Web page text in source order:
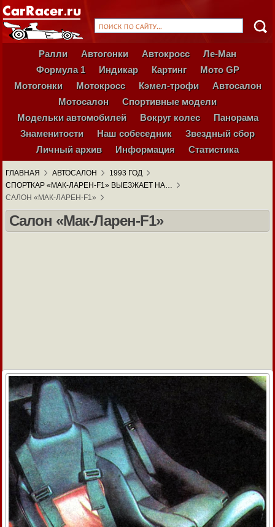
Ралли Автогонки Автокросс
Ле-Ман
Формула 1
Индикар Картинг
Мото GP
Мотогонки
Мотокросс Кэмел-трофи
Автосалон
Мотосалон
Спортивные модели
Модельки автомобилей
Вокруг колес
Панорама
Знаменитости
Наш собеседник
Звездный сбор
Личный архив
Информация Статистика
ГЛАВНАЯ АВТОСАЛОН
1993 ГОД
СПОРТКАР «МАК-ЛАРЕН-F1» ВЫЕЗЖАЕТ НА…
САЛОН «МАК-ЛАРЕН-F1»
Салон «Мак-Ларен-F1»